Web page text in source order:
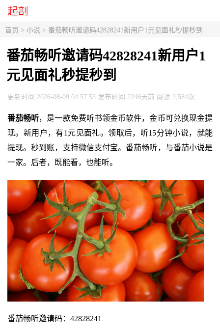
首页 > 小说 > 番茄畅听邀请码42828241新用户1元见面礼秒提秒到
番茄畅听邀请码42828241新用户1
元见面礼秒提秒到
更新时间:2026-08-09 04:57:53 发布时间:2246天前 阅读:2,584次
番茄畅听，是一款免费听书领金币软件，金币可兑换现金提
现。新用户，有1元见面礼。领取后，听15分钟小说，就能
提现。秒到账，支持微信支付宝。番茄畅听，与番茄小说是
一家。后者，既能看，也能听。
番茄畅听邀请码：42828241